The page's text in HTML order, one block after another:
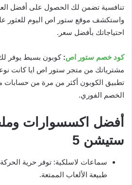
تنافسية تضمن لك الحصول على أفضل
واستكشف موقع ستور اص اليوم للعثور
احتياجاتك بأفضل سعر.
كود خصم ستور اص: كوبون بسيط يوفر
مشترياتك من متجر ستور اص ايا كانت
تطبيق الكوبون أكثر من مرة من
الخصم الفوري.
أفضل اكسسوارات
ستيشن 5
سماعات لاسلكية: توفر حرية
طبيعة الألعاب الممتعة.